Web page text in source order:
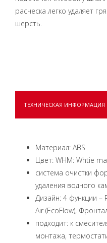
расческа легко удаляет
шерсть.
ТЕХНИЧЕСКАЯ ИНФОРМАЦИЯ
Материал: ABS
Цвет: WHM: Whtie
система очистки
удаления водного
Дизайн: 4 функции –
Air (EcoFlow),
подходит: к
монтажа,